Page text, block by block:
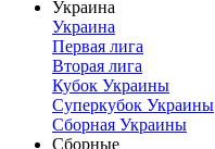
Украина
Украина
Первая лига
Вторая лига
Кубок Украины
Суперкубок Украины
Сборная Украины
Сборные